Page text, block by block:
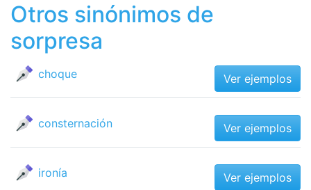
Otros sinónimos de
sorpresa
choque Ver ejemplos
consternación Ver ejemplos
ironía Ver ejemplos